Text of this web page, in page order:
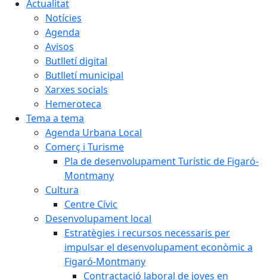
Actualitat
Notícies
Agenda
Avisos
Butlletí digital
Butlletí municipal
Xarxes socials
Hemeroteca
Tema a tema
Agenda Urbana Local
Comerç i Turisme
Pla de desenvolupament Turístic de Figaró-
Montmany
Cultura
Centre Cívic
Desenvolupament local
Estratègies i recursos necessaris per
impulsar el desenvolupament econòmic a
Figaró-Montmany
Contractació laboral de joves en